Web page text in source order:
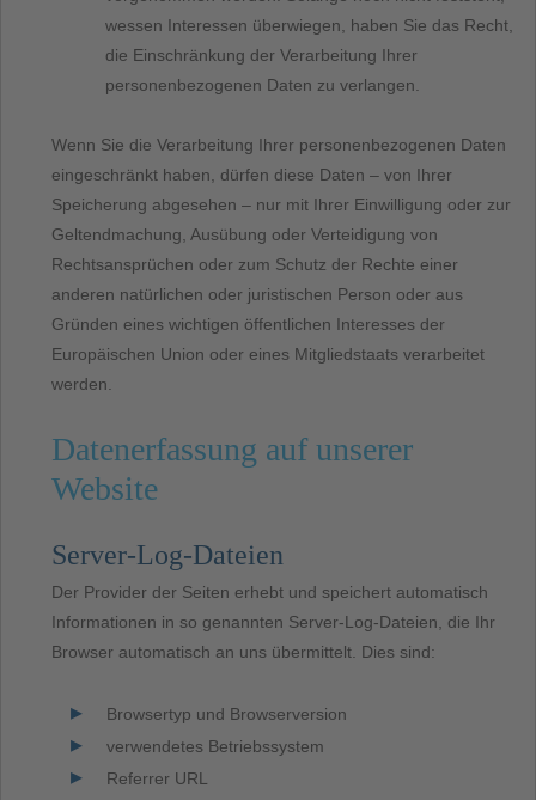
wessen Interessen überwiegen, haben Sie das Recht,
die Einschränkung der Verarbeitung Ihrer
personenbezogenen Daten zu verlangen.
Wenn Sie die Verarbeitung Ihrer personenbezogenen Daten
eingeschränkt haben, dürfen diese Daten – von Ihrer
Speicherung abgesehen – nur mit Ihrer Einwilligung oder zur
Geltendmachung, Ausübung oder Verteidigung von
Rechtsansprüchen oder zum Schutz der Rechte einer
anderen natürlichen oder juristischen Person oder aus
Gründen eines wichtigen öffentlichen Interesses der
Europäischen Union oder eines Mitgliedstaats verarbeitet
werden.
Datenerfassung auf unserer
Website
Server-Log-Dateien
Der Provider der Seiten erhebt und speichert automatisch
Informationen in so genannten Server-Log-Dateien, die Ihr
Browser automatisch an uns übermittelt. Dies sind:
Browsertyp und Browserversion
verwendetes Betriebssystem
Referrer URL